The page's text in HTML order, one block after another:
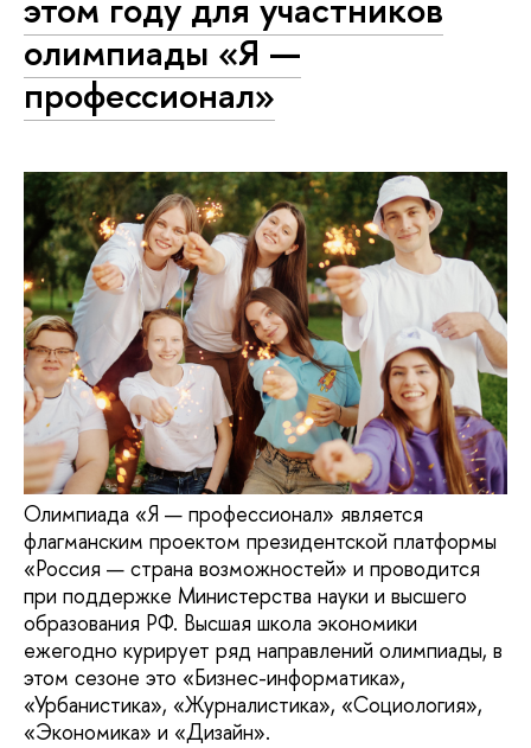
этом году для участников
олимпиады «Я —
профессионал»
Олимпиада «Я — профессионал» является
флагманским проектом президентской платформы
«Россия — страна возможностей» и проводится
при поддержке Министерства науки и высшего
образования РФ. Высшая школа экономики
ежегодно курирует ряд направлений олимпиады, в
этом сезоне это «Бизнес-информатика»,
«Урбанистика», «Журналистика», «Социология»,
«Экономика» и «Дизайн».